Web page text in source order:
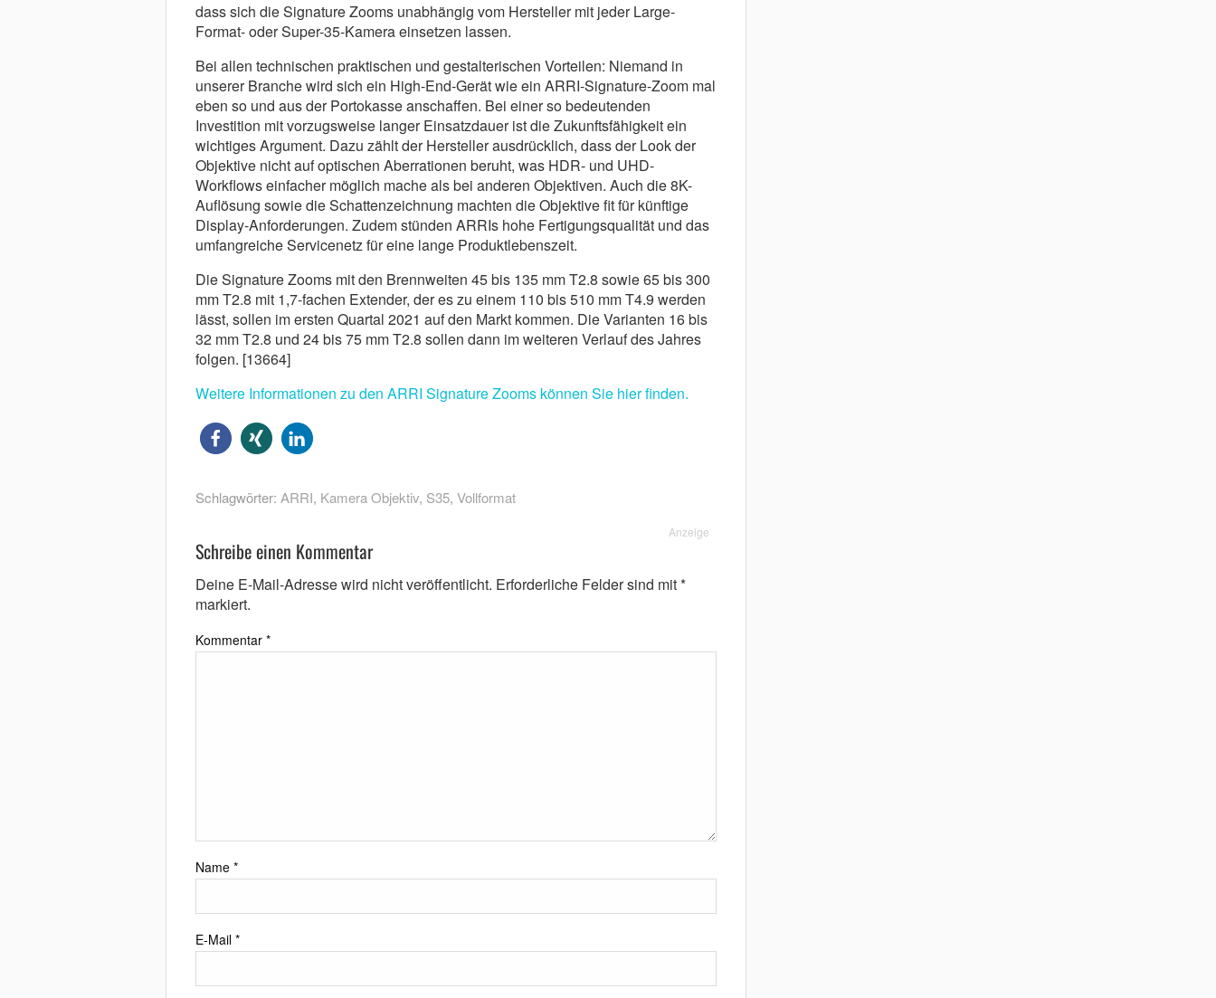
dass sich die Signature Zooms unabhängig vom Hersteller mit jeder Large-
Format- oder Super-35-Kamera einsetzen lassen.
Bei allen technischen praktischen und gestalterischen Vorteilen: Niemand in
unserer Branche wird sich ein High-End-Gerät wie ein ARRI-Signature-Zoom mal
eben so und aus der Portokasse anschaffen. Bei einer so bedeutenden
Investition mit vorzugsweise langer Einsatzdauer ist die Zukunftsfähigkeit ein
wichtiges Argument. Dazu zählt der Hersteller ausdrücklich, dass der Look der
Objektive nicht auf optischen Aberrationen beruht, was HDR- und UHD-
Workflows einfacher möglich mache als bei anderen Objektiven. Auch die 8K-
Auflösung sowie die Schattenzeichnung machten die Objektive fit für künftige
Display-Anforderungen. Zudem stünden ARRIs hohe Fertigungsqualität und das
umfangreiche Servicenetz für eine lange Produktlebenszeit.
Die Signature Zooms mit den Brennweiten 45 bis 135 mm T2.8 sowie 65 bis 300
mm T2.8 mit 1,7-fachen Extender, der es zu einem 110 bis 510 mm T4.9 werden
lässt, sollen im ersten Quartal 2021 auf den Markt kommen. Die Varianten 16 bis
32 mm T2.8 und 24 bis 75 mm T2.8 sollen dann im weiteren Verlauf des Jahres
folgen. [13664]
Weitere Informationen zu den ARRI Signature Zooms können Sie hier finden.
Schlagwörter: ARRI, Kamera Objektiv, S35, Vollformat
Anzeige
Schreibe einen Kommentar
Deine E-Mail-Adresse wird nicht veröffentlicht. Erforderliche Felder sind mit*
markiert.
Kommentar *
Name *
E-Mail *